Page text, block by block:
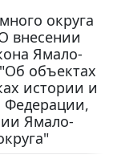
округа
внесении
Ямало-
объектах
истории и
Федерации,
Ямало-